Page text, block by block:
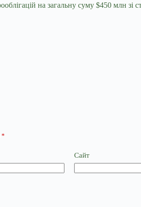
на загальну суму $450 млн
*
Сайт